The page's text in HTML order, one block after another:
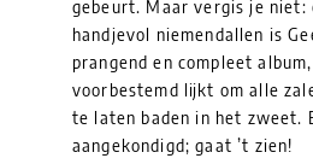
gebeurt. Maar vergis je niet:
handjevol niemendallen is
prangend en compleet
voorbestemd lijkt om alle
te laten baden in het zweet.
aangekondigd; gaat ’t zien!